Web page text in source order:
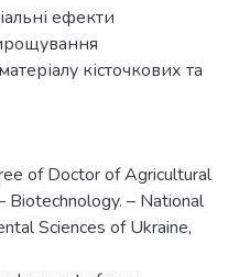
ефекти
кісточкових та
of Doctor of Agricultural
Biotechnology. – National
Sciences of Ukraine,